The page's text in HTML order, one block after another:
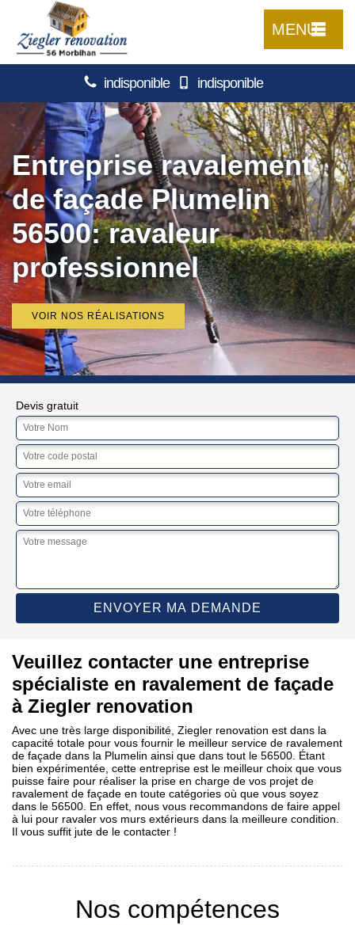
MENU
indisponible indisponible
Entreprise ravalement
de façade Plumelin
56500: ravaleur
professionnel
VOIR NOS RÉALISATIONS
Devis gratuit
Veuillez contacter une entreprise
spécialiste en ravalement de façade
à Ziegler renovation
Avec une très large disponibilité, Ziegler renovation est dans la
capacité totale pour vous fournir le meilleur service de ravalement
de façade dans la Plumelin ainsi que dans tout le 56500. Étant
bien expérimentée, cette entreprise est le meilleur choix que vous
puisse faire pour réaliser la prise en charge de vos projet de
ravalement de façade en toute catégories où que vous soyez
dans le 56500. En effet, nous vous recommandons de faire appel
à lui pour ravaler vos murs extérieurs dans la meilleure condition.
Il vous suffit jute de le contacter !
Nos compétences